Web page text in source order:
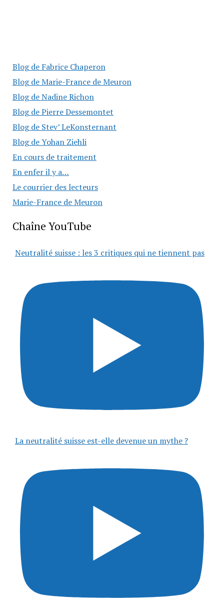
Blog de Fabrice Chaperon
Blog de Marie-France de Meuron
Blog de Nadine Richon
Blog de Pierre Dessemontet
Blog de Stev’ LeKonsternant
Blog de Yohan Ziehli
En cours de traitement
En enfer il y a…
Le courrier des lecteurs
Marie-France de Meuron
Chaîne YouTube
Neutralité suisse : les 3 critiques qui ne tiennent pas
La neutralité suisse est-elle devenue un mythe ?